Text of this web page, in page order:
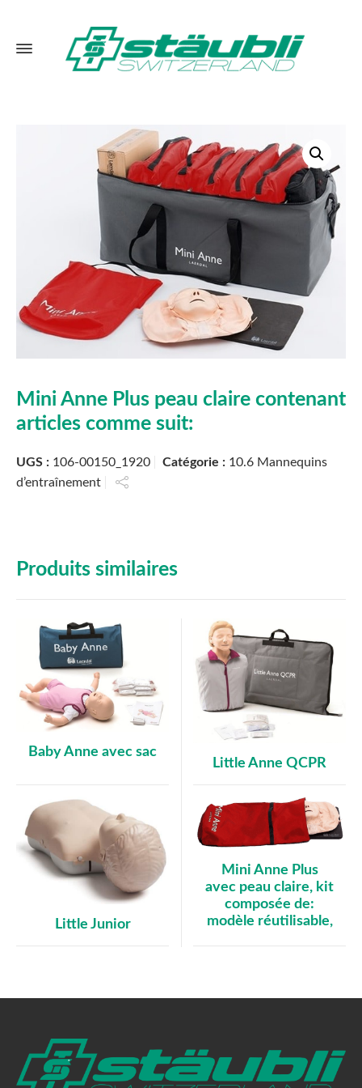
Mini Anne Plus peau claire contenant
articles comme suit:
UGS : 106-00150_1920 Catégorie : 10.6 Mannequins
d’entraînement
Produits similaires
Baby Anne avec sac
Little Anne QCPR
Little Junior
Mini Anne Plus
avec peau claire, kit
composée de:
modèle réutilisable,